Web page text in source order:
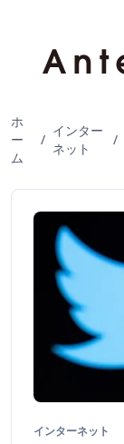
ホ
ー
ム
/
インター
ネット
/
インターネット